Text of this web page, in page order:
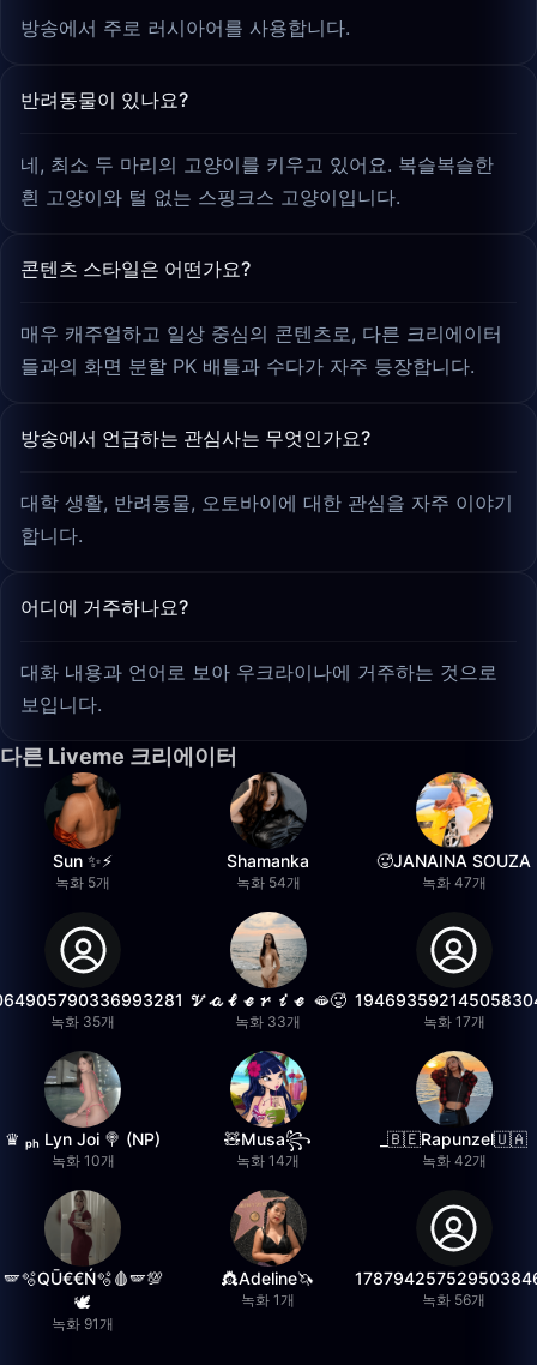
방송에서 주로 러시아어를 사용합니다.
반려동물이 있나요?
네, 최소 두 마리의 고양이를 키우고 있어요. 복슬복슬한
흰 고양이와 털 없는 스핑크스 고양이입니다.
콘텐츠 스타일은 어떤가요?
매우 캐주얼하고 일상 중심의 콘텐츠로, 다른 크리에이터
들과의 화면 분할 PK 배틀과 수다가 자주 등장합니다.
방송에서 언급하는 관심사는 무엇인가요?
대학 생활, 반려동물, 오토바이에 대한 관심을 자주 이야기
합니다.
어디에 거주하나요?
대화 내용과 언어로 보아 우크라이나에 거주하는 것으로
보입니다.
다른 Liveme 크리에이터
Sun ✨⚡️
녹화 5개
Shamanka
녹화 54개
🥵JANAINA SOUZA
녹화 47개
녹화 35개
𝓥𝓪𝓵𝓮𝓻𝓲𝓮 🫦🥵
녹화 33개 녹화 17개
♛ ₚₕ Lyn Joi 🍭 (NP)
녹화 10개
🧸Musa꧂
녹화 14개
_🇧🇪Rapunzel🇺🇦
녹화 42개
🪽🫧QŪ€€Ń🫧🩸🪽💯
🕊️
녹화 91개
👸Adeline🦄
녹화 1개 녹화 56개